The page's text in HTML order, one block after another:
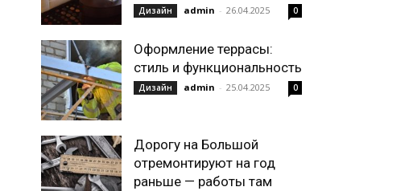
Дизайн admin - 26.04.2025 0
Оформление террасы:
стиль и функциональность
Дизайн admin - 25.04.2025 0
Дорогу на Большой
отремонтируют на год
раньше — работы там